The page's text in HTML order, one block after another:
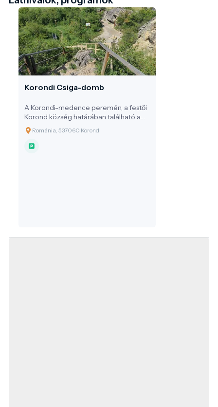
Korondi Csiga-domb
A Korondi-medence peremén, a festői
Korond község határában található a
Korondi Csiga-domb (románul Dealul
Melcilor), amely különleges geológiai
értékeket rejt magában. A terület
Románia, 537060 Korond